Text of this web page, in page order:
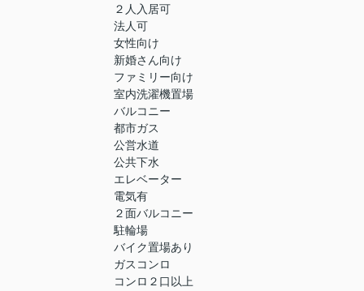
２人入居可
法人可
女性向け
新婚さん向け
ファミリー向け
室内洗濯機置場
バルコニー
都市ガス
公営水道
公共下水
エレベーター
電気有
２面バルコニー
駐輪場
バイク置場あり
ガスコンロ
コンロ２口以上